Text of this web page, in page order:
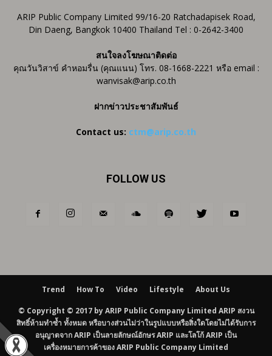
ARIP Public Company Limited 99/16-20 Ratchadapisek Road,
Din Daeng, Bangkok 10400 Thailand Tel : 0-2642-3400
สนใจลงโฆษณาติดต่อ
คุณวันวิสาข์ คำหอมรื่น (คุณแนน) โทร. 08-1668-2221 หรือ email :
wanvisak@arip.co.th
ฝากข่าวประชาสัมพันธ์
Contact us: ctm@arip.co.th
FOLLOW US
Trend How To Video Lifestyle About Us
© Copyright © 2017 by ARIP Public Company Limited ARIP สงวน
สิทธิ์ห้ามทำซ้ำ ทั้งหมด หรือบางส่วนไม่ว่าในรูปแบบหรือสิ่งใดโดยไม่ได้รับการ
อนุญาตจาก ARIP เป็นลายลักษณ์อักษร ARIP และโลโก้ ARIP เป็น
เครื่องหมายการค้าของ ARIP Public Company Limited